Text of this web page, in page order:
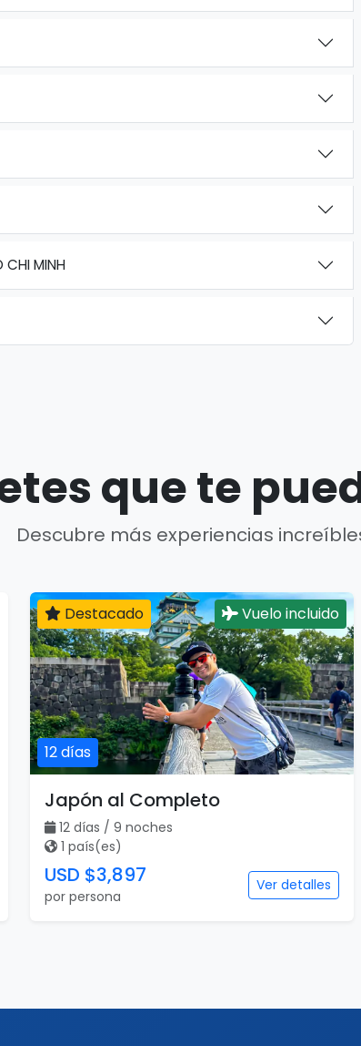
CHI MINH
que te
Descubre más experiencias
12 días
Destacado Vuelo incluido
Japón al Completo
12 días / 9 noches
1 país(es)
USD $3,897
por persona
Ver detalles